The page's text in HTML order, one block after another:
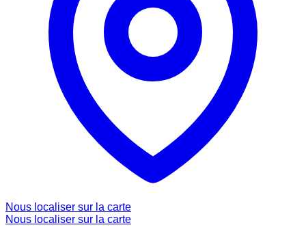
Nous localiser sur la carte
Nous localiser sur la carte